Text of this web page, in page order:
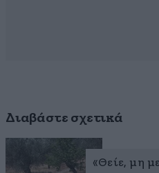
Διαβάστε σχετικά
«Θείε, μη